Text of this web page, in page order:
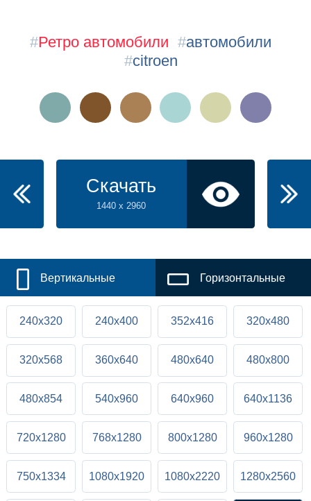
#Ретро автомобили #автомобили
#citroen
Скачать
1440 x 2960
Вертикальные Горизонтальные
240x320 240x400 352x416 320x480
320x568 360x640 480x640 480x800
480x854 540x960 640x960 640x1136
720x1280 768x1280 800x1280 960x1280
750x1334 1080x1920 1080x2220 1280x2560